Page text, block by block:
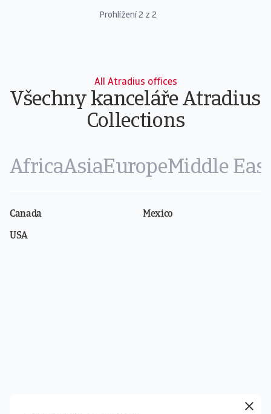
Prohlížení 2 z 2
All Atradius offices
Všechny kanceláře Atradius
Collections
AfricaAsiaEuropeMiddle
Canada Mexico
USA